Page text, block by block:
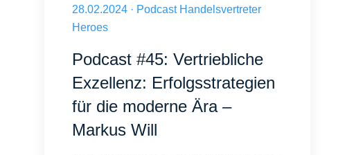
Veröffentlicht am 28.02.2024
28.02.2024 · Podcast Handelsvertreter
Heroes
Podcast #45: Vertriebliche
Exzellenz: Erfolgsstrategien
für die moderne Ära –
Markus Will